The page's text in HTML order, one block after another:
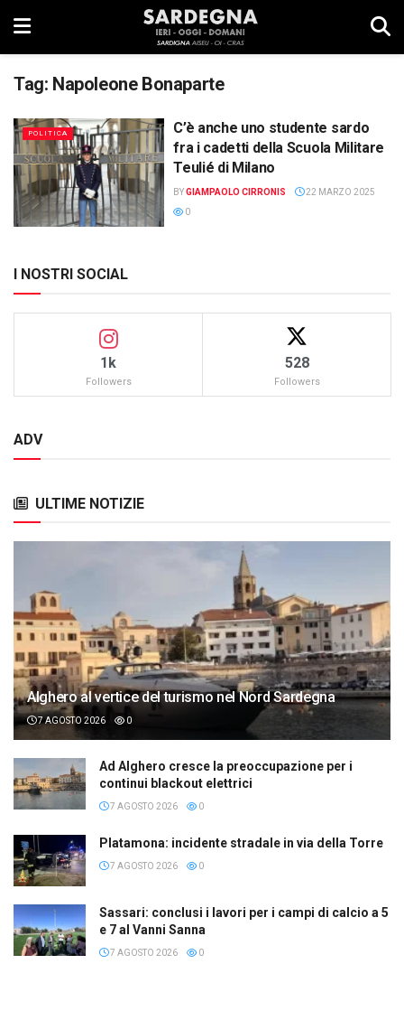
Tag: Napoleone Bonaparte
POLITICA
C’è anche uno studente sardo
fra i cadetti della Scuola Militare
Teulié di Milano
BYGIAMPAOLO CIRRONIS
22 MARZO 2025
0
I NOSTRI SOCIAL
1k
Followers
528
Followers
ADV
ULTIME NOTIZIE
Alghero al vertice del turismo nel Nord Sardegna
7 AGOSTO 2026 0
Ad Alghero cresce la preoccupazione per i
continui blackout elettrici
7 AGOSTO 2026 0
Platamona: incidente stradale in via della Torre
7 AGOSTO 2026 0
Sassari: conclusi i lavori per i campi di calcio a 5
e 7 al Vanni Sanna
7 AGOSTO 2026 0